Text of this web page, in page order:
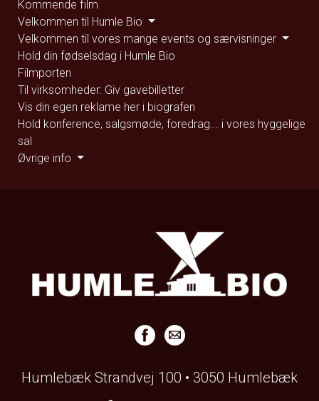
Kommende film
Velkommen til Humle Bio
Velkommen til vores mange events og særvisninger
Hold din fødselsdag i Humle Bio
Filmporten
Til virksomheder: Giv gavebilletter
Vis din egen reklame her i biografen
Hold konference, salgsmøde, foredrag... i vores hyggelige
sal
Øvrige info
Humlebæk Strandvej 100 • 3050 Humlebæk